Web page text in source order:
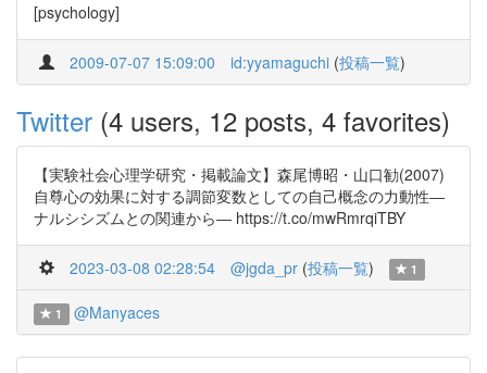
[psychology]
2009-07-07 15:09:00 id:yyamaguchi (投稿一覧)
Twitter (4 users, 12 posts, 4 favorites)
【実験社会心理学研究・掲載論文】森尾博昭・山口勧(2007)
自尊心の効果に対する調節変数としての自己概念の力動性―
ナルシシズムとの関連から― https://t.co/mwRmrqiTBY
2023-03-08 02:28:54 @jgda_pr (投稿一覧) 1
1 @Manyaces